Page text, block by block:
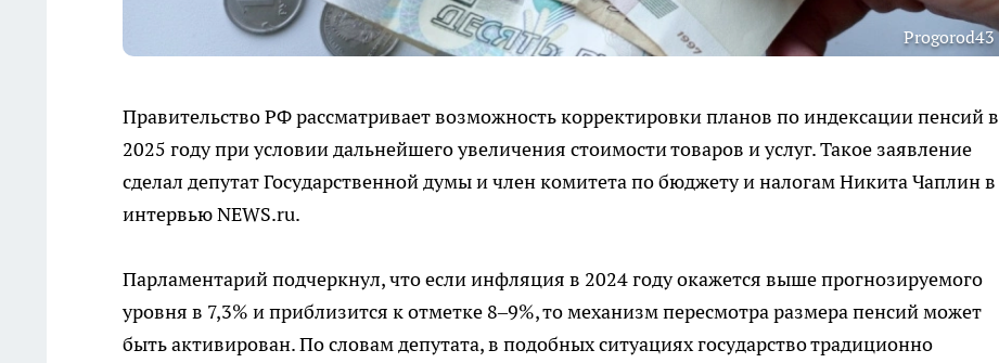
Progorod43
Правительство РФ рассматривает возможность корректировки планов по индексации пенсий в
2025 году при условии дальнейшего увеличения стоимости товаров и услуг. Такое заявление
сделал депутат Государственной думы и член комитета по бюджету и налогам Никита Чаплин в
интервью NEWS.ru.
Парламентарий подчеркнул, что если инфляция в 2024 году окажется выше прогнозируемого
уровня в 7,3% и приблизится к отметке 8–9%, то механизм пересмотра размера пенсий может
быть активирован. По словам депутата, в подобных ситуациях государство традиционно